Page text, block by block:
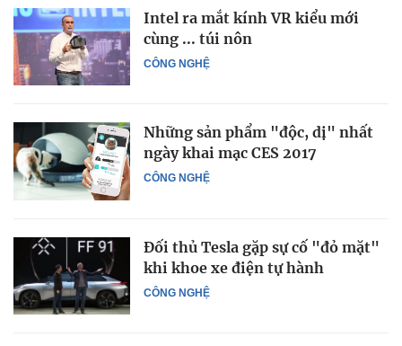
CÔNG NGHỆ
Intel ra mắt kính VR kiểu mới
cùng ... túi nôn
CÔNG NGHỆ
Những sản phẩm "độc, dị" nhất
ngày khai mạc CES 2017
CÔNG NGHỆ
Đối thủ Tesla gặp sự cố "đỏ mặt"
khi khoe xe điện tự hành